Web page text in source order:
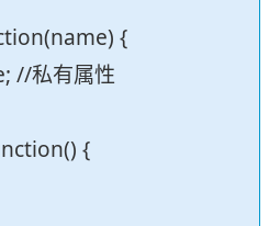
{
//私有属性
{